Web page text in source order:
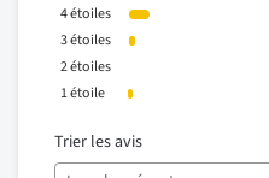
4étoiles
3étoiles
2étoiles
1étoile
Trier les avis